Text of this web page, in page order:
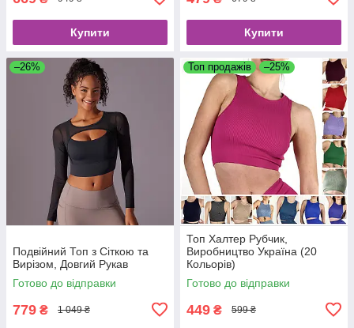
Купити Купити
–26%
Подвійний Топ з Сіткою та
Вирізом, Довгий Рукав
Готово до відправки
779 ₴ 1 049 ₴
Топ продажів –25%
Топ Халтер Рубчик,
Виробництво Україна (20
Кольорів)
Готово до відправки
449 ₴ 599 ₴